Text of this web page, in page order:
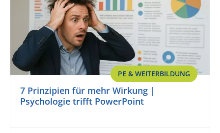
PE & WEITERBILDUNG
7 Prinzipien für mehr Wirkung |
Psychologie trifft PowerPoint